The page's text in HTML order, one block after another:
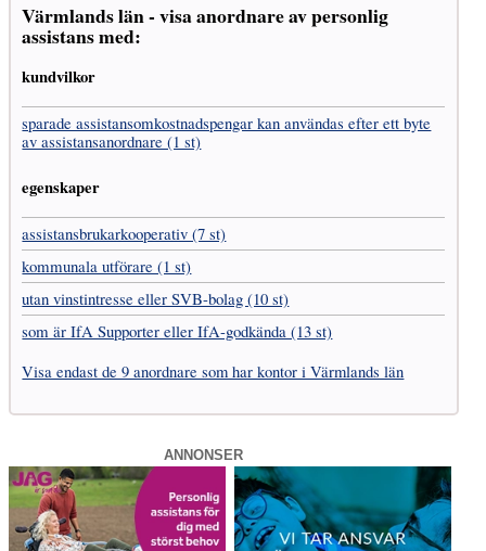
Värmlands län - visa anordnare av personlig
assistans med:
kundvilkor
sparade assistans­omkostnads­pengar kan användas efter ett byte
av assistans­anordnare (1 st)
egenskaper
assistans­brukar­kooperativ (7 st)
kommunala utförare (1 st)
utan vinst­intresse eller SVB-bolag (10 st)
som är IfA Supporter eller IfA-godkända (13 st)
Visa endast de 9 anordnare som har kontor i Värmlands län
ANNONSER